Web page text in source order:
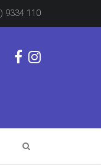
9334 110